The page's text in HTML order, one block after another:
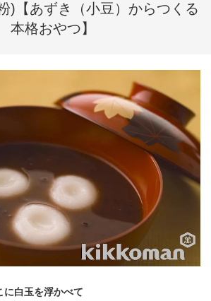
)【あずき（小豆）からつくる
本格おやつ】
に白玉を浮かべて